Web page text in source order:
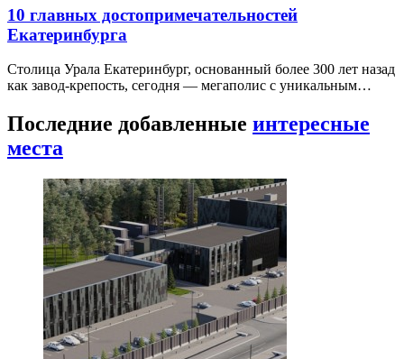
10 главных достопримечательностей
Екатеринбурга
Столица Урала Екатеринбург, основанный более 300 лет назад
как завод-крепость, сегодня — мегаполис с уникальным…
Последние добавленные интересные
места